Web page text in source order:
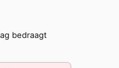
bedraagt